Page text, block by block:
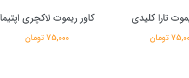
تارا کلیدی
تومان
کاور ریموت لاکچری اپتیما
75,000 تومان